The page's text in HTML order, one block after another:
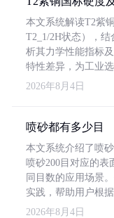
本文系统解读T2紫
T2_1/2H状态），结
析其力学性能指标
特性差异，为工业选
2026年8月4日
喷砂都有多少目
本文系统介绍了喷
喷砂200目对应的表
同目数的应用场景
实践，帮助用户根
2026年8月4日